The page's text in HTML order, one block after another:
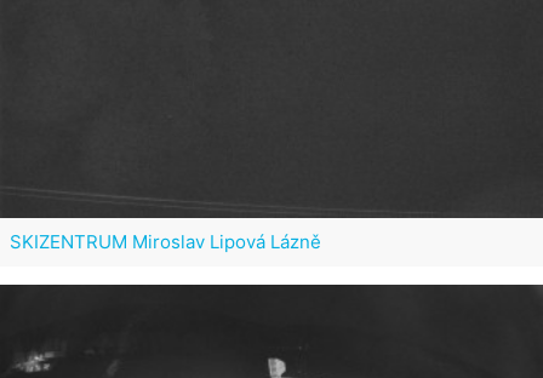
SKIZENTRUM Miroslav Lipová Lázně